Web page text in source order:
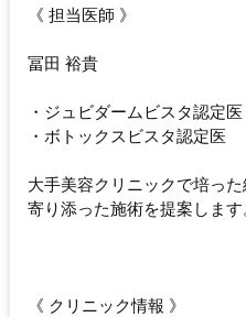
《 担当医師 》
冨田 裕貴
・ジュビダームビスタ認定医
・ボトックスビスタ認定医
大手美容クリニックで培っ
寄り添った施術を提案します
《 クリニック情報 》